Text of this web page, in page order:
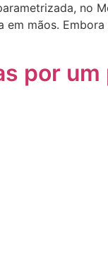
no
mãos.
por um